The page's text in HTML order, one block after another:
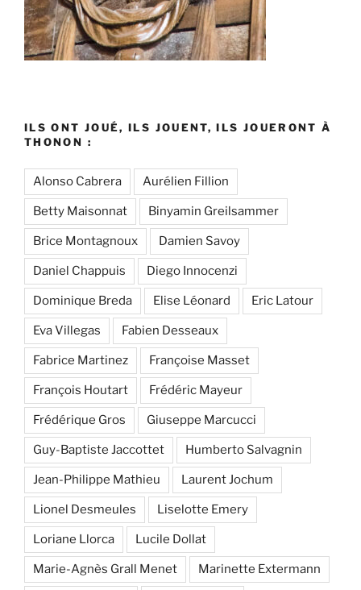
ILS ONT JOUÉ, ILS JOUENT, ILS JOUERONT À
THONON :
Alonso Cabrera Aurélien Fillion
Betty Maisonnat Binyamin Greilsammer
Brice Montagnoux Damien Savoy
Daniel Chappuis Diego Innocenzi
Dominique Breda Elise Léonard Eric Latour
Eva Villegas Fabien Desseaux
Fabrice Martinez Françoise Masset
François Houtart Frédéric Mayeur
Frédérique Gros Giuseppe Marcucci
Guy-Baptiste Jaccottet Humberto Salvagnin
Jean-Philippe Mathieu Laurent Jochum
Lionel Desmeules Liselotte Emery
Loriane Llorca Lucile Dollat
Marie-Agnès Grall Menet Marinette Extermann